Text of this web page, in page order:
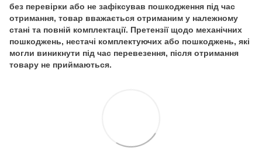
без перевірки або не зафіксував пошкодження під час
отримання, товар вважається отриманим у належному
стані та повній комплектації. Претензії щодо механічних
пошкоджень, нестачі комплектуючих або пошкоджень, які
могли виникнути під час перевезення, після отримання
товару не приймаються.